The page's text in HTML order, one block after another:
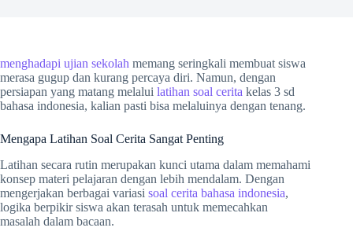
menghadapi ujian sekolah memang seringkali membuat siswa
merasa gugup dan kurang percaya diri. Namun, dengan
persiapan yang matang melalui latihan soal cerita kelas 3 sd
bahasa indonesia, kalian pasti bisa melaluinya dengan tenang.
Mengapa Latihan Soal Cerita Sangat Penting
Latihan secara rutin merupakan kunci utama dalam memahami
konsep materi pelajaran dengan lebih mendalam. Dengan
mengerjakan berbagai variasi soal cerita bahasa indonesia,
logika berpikir siswa akan terasah untuk memecahkan
masalah dalam bacaan.